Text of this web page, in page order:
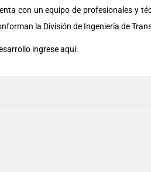
con un equipo de profesionales y
la División de Ingeniería de
ingrese aquí: